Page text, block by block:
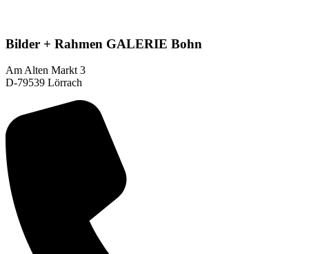
Bilder + Rahmen GALERIE Bohn
Am Alten Markt 3
D-79539 Lörrach